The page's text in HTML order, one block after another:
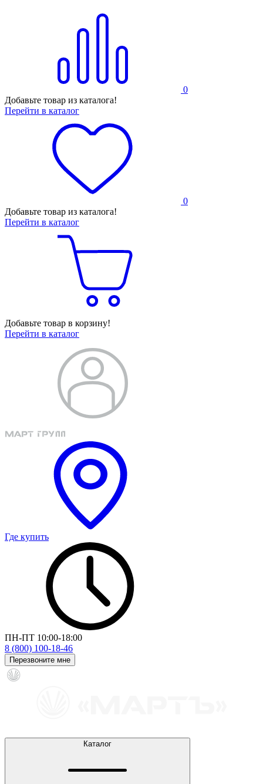
0
Добавьте товар из каталога!
Перейти в каталог
0
Добавьте товар из каталога!
Перейти в каталог
Добавьте товар в корзину!
Перейти в каталог
Где купить
ПН-ПТ 10:00-18:00
8 (800) 100-18-46
Перезвоните мне
Каталог